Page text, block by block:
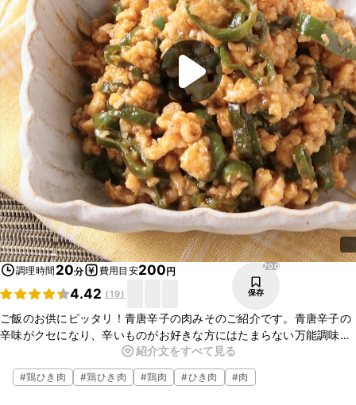
調理時間 20分 費用目安200円
4.42 (19)
700
保存
ご飯のお供にピッタリ！青唐辛子の肉みそのご紹介です。青唐辛子の
辛味がクセになり、辛いものがお好きな方にはたまらない万能調味料
です。おにぎりの具にもなりますし、お好きな野菜につけてお召し上
がりいただくのもおすすめです。
紹介文をすべて見る
#鶏ひき肉 #鶏ひき肉 #鶏肉 #ひき肉 #肉